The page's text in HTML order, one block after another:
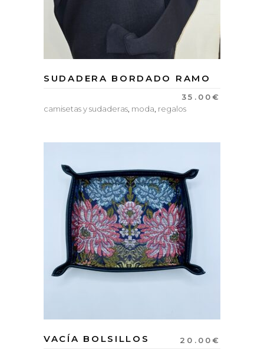
SUDADERA BORDADO RAMO
35.00€
camisetas y sudaderas, moda, regalos
VACÍA BOLSILLOS 20.00€